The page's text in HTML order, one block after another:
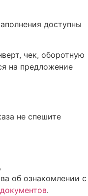
доступны
чек, оборотную
на предложение
не спешите
об ознакомлении с
.